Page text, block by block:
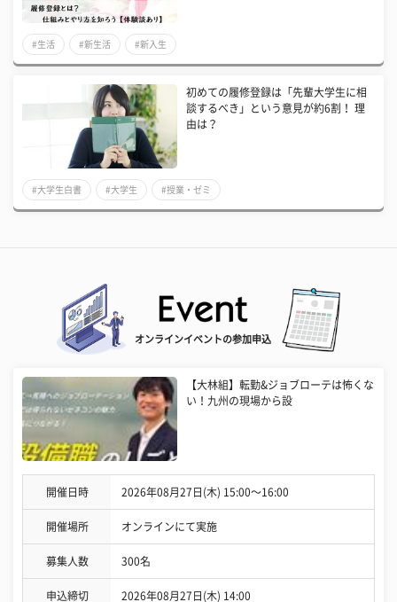
#生活 #新生活 #新入生
初めての履修登録は「先輩大学生に相
談するべき」という意見が約6割！ 理
由は？
#大学生白書 #大学生 #授業・ゼミ
オンラインイベントの参加申込
【大林組】転勤&ジョブローテは怖くな
い！九州の現場から設
開催日時 2026年08月27日(木) 15:00〜16:00
開催場所 オンラインにて実施
募集人数 300名
申込締切 2026年08月27日(木) 14:00